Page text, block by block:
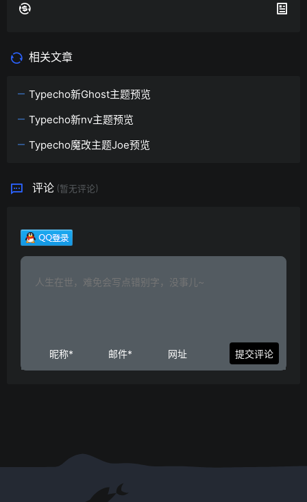
相关文章
Typecho新Ghost主题预览
Typecho新nv主题预览
Typecho魔改主题Joe预览
评论 (暂无评论)